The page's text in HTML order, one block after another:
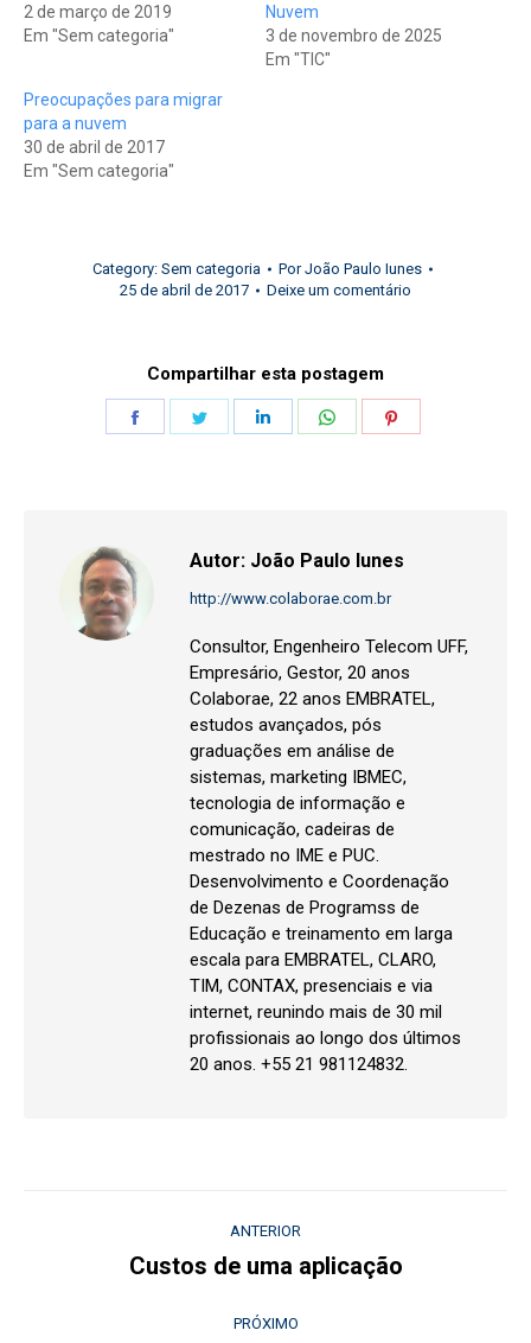
2 de março de 2019
Em "Sem categoria"
Nuvem
3 de novembro de 2025
Em "TIC"
Preocupações para migrar
para a nuvem
30 de abril de 2017
Em "Sem categoria"
Category: Sem categoria PorJoão Paulo Iunes
25 de abril de 2017
Deixe um comentário
Compartilhar esta postagem
Autor: João Paulo Iunes
http://www.colaborae.com.br
Consultor, Engenheiro Telecom UFF,
Empresário, Gestor, 20 anos
Colaborae, 22 anos EMBRATEL,
estudos avançados, pós
graduações em análise de
sistemas, marketing IBMEC,
tecnologia de informação e
comunicação, cadeiras de
mestrado no IME e PUC.
Desenvolvimento e Coordenação
de Dezenas de Programss de
Educação e treinamento em larga
escala para EMBRATEL, CLARO,
TIM, CONTAX, presenciais e via
internet, reunindo mais de 30 mil
profissionais ao longo dos últimos
20 anos. +55 21 981124832.
ANTERIOR
Post
Custos de uma aplicação
PRÓXIMO